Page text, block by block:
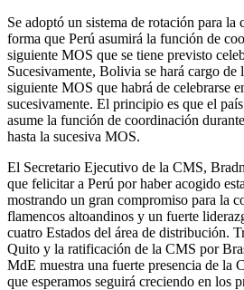
Se adoptó un sistema de rotación para
forma que Perú asumirá la función de
siguiente MOS que se tiene previsto
Sucesivamente, Bolivia se hará cargo de
siguiente MOS que habrá de celebrarse
sucesivamente. El principio es que el
asume la función de coordinación
hasta la sucesiva MOS.
El Secretario Ejecutivo de la CMS,
que felicitar a Perú por haber acogido
mostrando un gran compromiso para la
flamencos altoandinos y un fuerte
cuatro Estados del área de distribución.
Quito y la ratificación de la CMS por
MdE muestra una fuerte presencia de la
que esperamos seguirá creciendo en los